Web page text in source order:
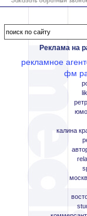
Реклама на
рекламное
фм
калина